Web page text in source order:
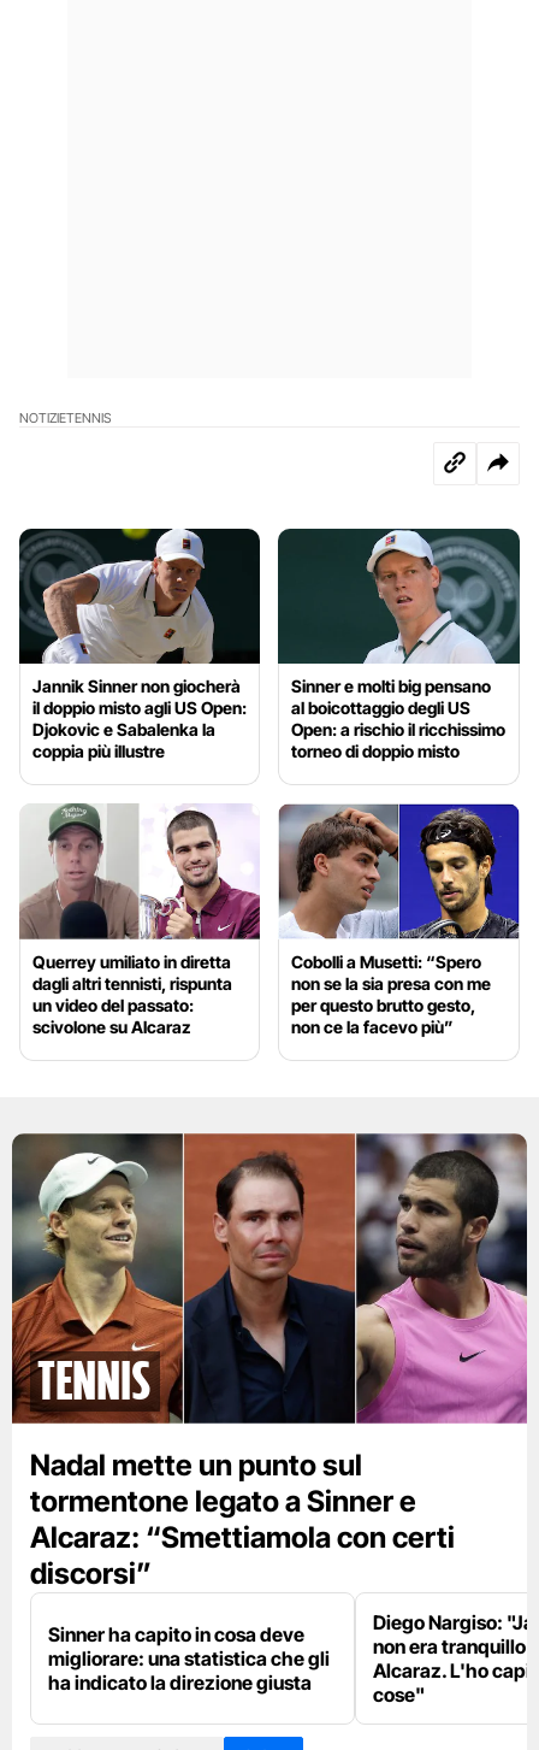
NOTIZIETENNIS
Jannik Sinner non giocherà
il doppio misto agli US Open:
Djokovic e Sabalenka la
coppia più illustre
Sinner e molti big pensano
al boicottaggio degli US
Open: a rischio il ricchissimo
torneo di doppio misto
Querrey umiliato in diretta
dagli altri tennisti, rispunta
un video del passato:
scivolone su Alcaraz
Cobolli a Musetti: “Spero
non se la sia presa con me
per questo brutto gesto,
non ce la facevo più”
tennis
Nadal mette un punto sul
tormentone legato a Sinner e
Alcaraz: “Smettiamola con certi
discorsi”
Sinner ha capito in cosa deve
migliorare: una statistica che gli
ha indicato la direzione giusta
Diego Nargiso:
non era tranquillo
Alcaraz. L'ho
cose"